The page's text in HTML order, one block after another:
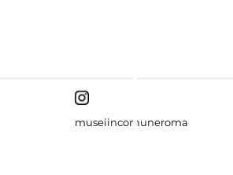
museiincomuneroma